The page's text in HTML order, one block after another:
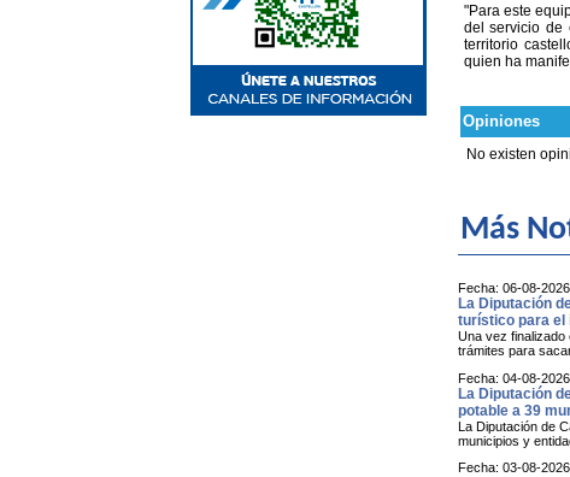
"Para este
del servicio de
territorio
quien ha
Opiniones
No existen
Más
Fecha: 06-08-2026
La Diputación
turístico para el
Una vez finalizado
trámites para
Fecha: 04-08-2026
La Diputación
potable a 39
La Diputación de
municipios y
Fecha: 03-08-2026